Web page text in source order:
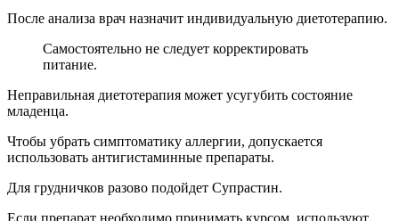
После анализа врач назначит индивидуальную диетотерапию.
Самостоятельно не следует корректировать
питание.
Неправильная диетотерапия может усугубить состояние
младенца.
Чтобы убрать симптоматику аллергии, допускается
использовать антигистаминные препараты.
Для грудничков разово подойдет Супрастин.
Если препарат необходимо принимать курсом, используют